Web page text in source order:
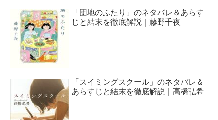
「団地のふたり」のネタバレ＆あらす
じと結末を徹底解説｜藤野千夜
「スイミングスクール」のネタバレ＆
あらすじと結末を徹底解説｜高橋弘希